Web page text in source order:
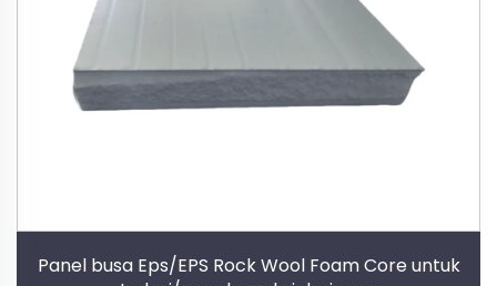
Panel busa Eps/EPS Rock Wool Foam Core untuk